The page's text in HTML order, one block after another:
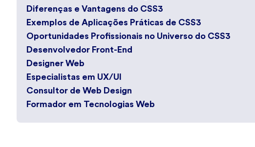
Diferenças e Vantagens do CSS3
Exemplos de Aplicações Práticas de CSS3
Oportunidades Profissionais no Universo do CSS3
Desenvolvedor Front-End
Designer Web
Especialistas em UX/UI
Consultor de Web Design
Formador em Tecnologias Web